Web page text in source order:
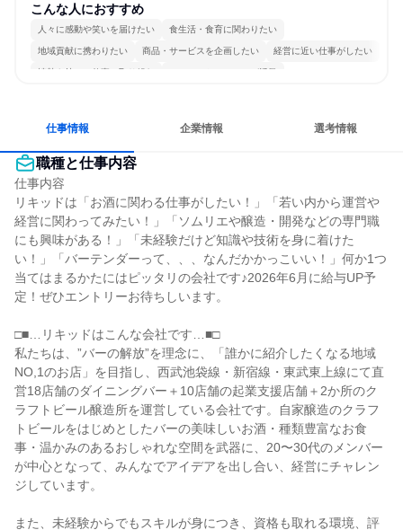
こんな人におすすめ
人々に感動や笑いを届けたい 食生活・食育に関わりたい
地域貢献に携わりたい 商品・サービスを企画したい 経営に近い仕事がしたい
情熱を持って仕事に取り組む コミュニケーションが活発
仕事情報 企業情報 選考情報
職種と仕事内容
仕事内容
リキッドは「お酒に関わる仕事がしたい！」「若い内から運営や
経営に関わってみたい！」「ソムリエや醸造・開発などの専門職
にも興味がある！」「未経験だけど知識や技術を身に着けた
い！」「バーテンダーって、、、なんだかかっこいい！」何か1つ
当てはまるかたにはピッタリの会社です♪2026年6月に給与UP予
定！ぜひエントリーお待ちしいます。
□■…リキッドはこんな会社です…■□
私たちは、”バーの解放”を理念に、「誰かに紹介したくなる地域
NO,1のお店」を目指し、西武池袋線・新宿線・東武東上線にて直
営18店舗のダイニングバー＋10店舗の起業支援店舗＋2か所のク
ラフトビール醸造所を運営している会社です。自家醸造のクラフ
トビールをはじめとしたバーの美味しいお酒・種類豊富なお食
事・温かみのあるおしゃれな空間を武器に、20〜30代のメンバー
が中心となって、みんなでアイデアを出し合い、経営にチャレン
ジしています。
また、未経験からでもスキルが身につき、資格も取れる環境、評